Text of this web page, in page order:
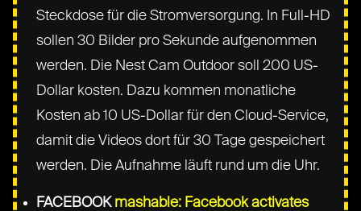
Steckdose für die Stromversorgung. In Full-HD
sollen 30 Bilder pro Sekunde aufgenommen
werden. Die Nest Cam Outdoor soll 200 US-
Dollar kosten. Dazu kommen monatliche
Kosten ab 10 US-Dollar für den Cloud-Service,
damit die Videos dort für 30 Tage gespeichert
werden. Die Aufnahme läuft rund um die Uhr.
FACEBOOK mashable: Facebook activates